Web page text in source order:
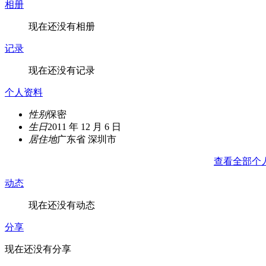
相册
现在还没有相册
记录
现在还没有记录
个人资料
性别保密
生日2011 年 12 月 6 日
居住地广东省 深圳市
查看全部个
动态
现在还没有动态
分享
现在还没有分享